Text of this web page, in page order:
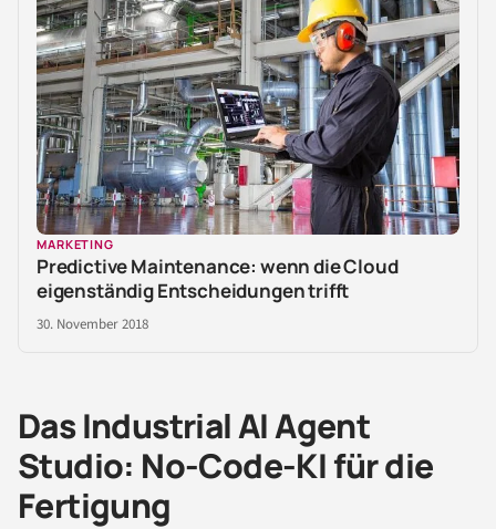
MARKETING
Predictive Maintenance: wenn die Cloud
eigenständig Entscheidungen trifft
30. November 2018
Das Industrial AI Agent
Studio: No-Code-KI für die
Fertigung